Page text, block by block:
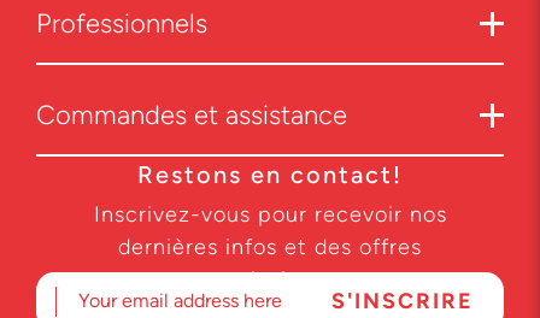
Professionnels
Commandes et assistance
Restons en contact!
Inscrivez-vous pour recevoir nos
dernières infos et des offres
exclusives.